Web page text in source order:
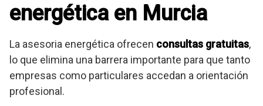
energética en Murcia
La asesoria energética ofrecen consultas gratuitas,
lo que elimina una barrera importante para que tanto
empresas como particulares accedan a orientación
profesional.